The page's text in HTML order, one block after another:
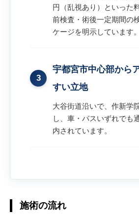
円（乱視あり）といった
前検査・術後一定期間の
ケージを明示しています。
3
宇都宮市中心部から
すい立地
大谷街道沿いで、作新学
し、車・バスいずれでも
内されています。
施術の流れ